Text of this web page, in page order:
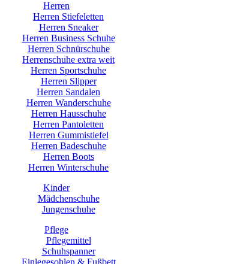
Herren
Herren Stiefeletten
Herren Sneaker
Herren Business Schuhe
Herren Schnürschuhe
Herrenschuhe extra weit
Herren Sportschuhe
Herren Slipper
Herren Sandalen
Herren Wanderschuhe
Herren Hausschuhe
Herren Pantoletten
Herren Gummistiefel
Herren Badeschuhe
Herren Boots
Herren Winterschuhe
Kinder
Mädchenschuhe
Jungenschuhe
Pflege
Pflegemittel
Schuhspanner
Einlegesohlen & Fußbett